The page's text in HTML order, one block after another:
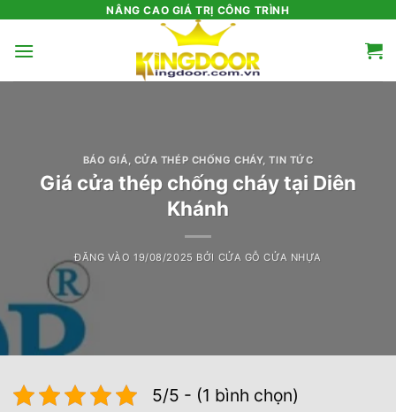
nội
NÂNG CAO GIÁ TRỊ CÔNG TRÌNH
BÁO GIÁ CỬA THÉP CHỐNG CHÁY,TIN TỨC
Giá cửa thép chống cháy tại Diên
Khánh
ĐĂNG VÀO19/08/2025 BỞI CỬA GỖ CỬA NHỰA
5/5 - (1 bình chọn)